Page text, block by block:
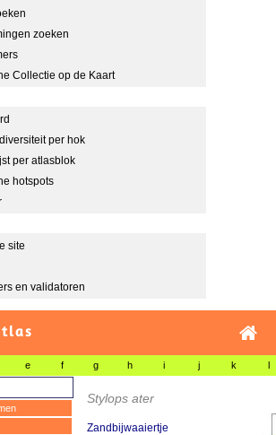
zoeken
Collectie op de Kaart
per hok
per atlasblok
hotspots
site
en validatoren
e f g h i j k l
Stylops ater
Zandbijwaaiertje